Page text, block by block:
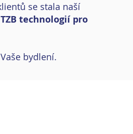
se stala naší
technologií pro
bydlení.